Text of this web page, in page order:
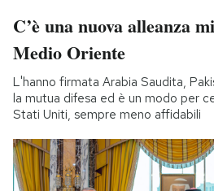
C’è una nuova alleanza
Medio Oriente
L'hanno firmata Arabia Saudita,
la mutua difesa ed è un modo per
Stati Uniti, sempre meno affidabili